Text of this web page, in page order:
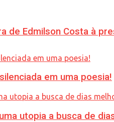
de Edmilson Costa à
em uma poesia!
utopia a busca de